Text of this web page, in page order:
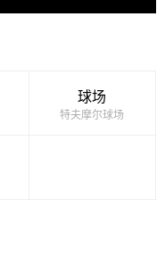
球场
特夫摩尔球场